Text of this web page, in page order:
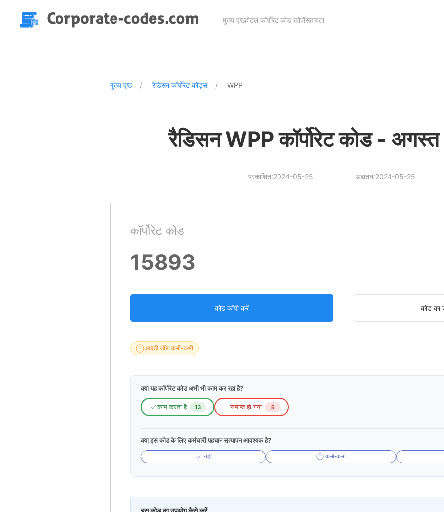
मुख्य पृष्ठहोटल कॉर्पोरेट कोड खोजेंसहायता
मुख्य पृष्ठ रैडिसन कॉर्पोरेट कोड्स WPP
रैडिसन WPP कॉर्पोरेट कोड -
प्रकाशित:2024-05-25 अद्यतन:2024-05-25
कॉर्पोरेट कोड
15893
कोड कॉपी करें कोड का
आईडी जाँच: कभी-कभी
क्या यह कॉर्पोरेट कोड अभी भी काम कर रहा है?
काम करता है 13 समाप्त हो गया 5
क्या इस कोड के लिए कर्मचारी पहचान सत्यापन आवश्यक है?
नहीं कभी-कभी